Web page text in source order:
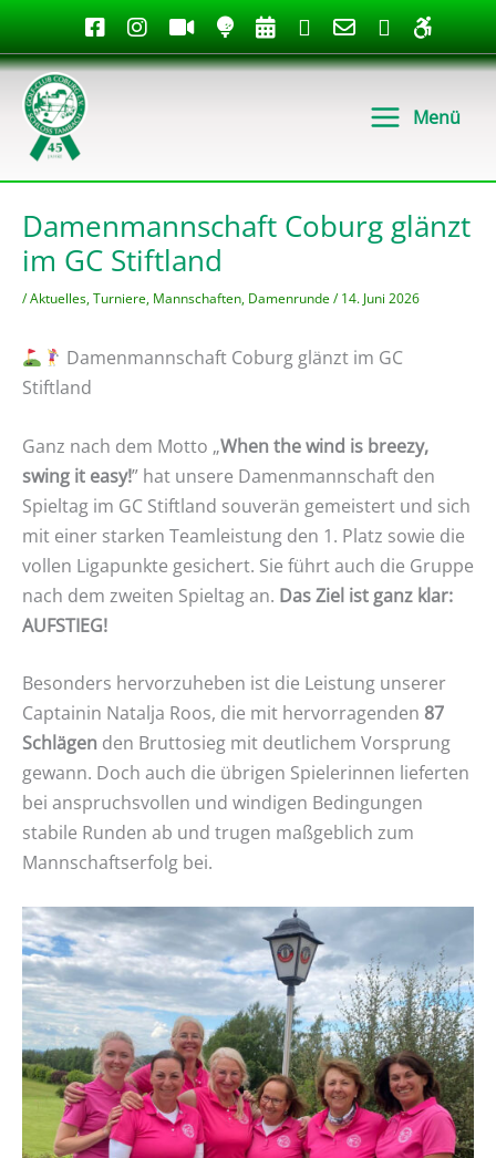
Zum
Inhalt
springen
Menü
Damenmannschaft Coburg glänzt
im GC Stiftland
/Aktuelles,Turniere, Mannschaften, Damenrunde/14. Juni 2026
Damenmannschaft Coburg glänzt im GC
Stiftland
Ganz nach dem Motto „When the wind is breezy,
swing it easy!” hat unsere Damenmannschaft den
Spieltag im GC Stiftland souverän gemeistert und sich
mit einer starken Teamleistung den 1. Platz sowie die
vollen Ligapunkte gesichert. Sie führt auch die Gruppe
nach dem zweiten Spieltag an. Das Ziel ist ganz klar:
AUFSTIEG!
Besonders hervorzuheben ist die Leistung unserer
Captainin Natalja Roos, die mit hervorragenden 87
Schlägen den Bruttosieg mit deutlichem Vorsprung
gewann. Doch auch die übrigen Spielerinnen lieferten
bei anspruchsvollen und windigen Bedingungen
stabile Runden ab und trugen maßgeblich zum
Mannschaftserfolg bei.